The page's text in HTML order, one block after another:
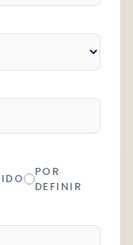
POR
DEFINIR